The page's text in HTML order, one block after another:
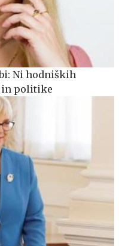
Ni hodniških
in politike